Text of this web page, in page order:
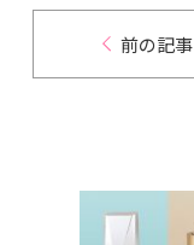
前の記事